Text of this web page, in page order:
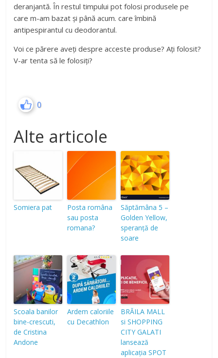
deranjantă. În restul timpului pot folosi produsele pe
care m-am bazat și până acum. care îmbină
antipespirantul cu deodorantul.
Voi ce părere aveți despre acceste produse? Ați folosit?
V-ar tenta să le folosiți?
0
Alte articole
Somiera pat
Posta româna
sau posta
romana?
Săptămâna 5 –
Golden Yellow,
speranță de
soare
Scoala banilor
bine-crescuti,
de Cristina
Andone
Ardem caloriile
cu Decathlon
BRĂILA MALL
si SHOPPING
CITY GALATI
lansează
aplicația SPOT